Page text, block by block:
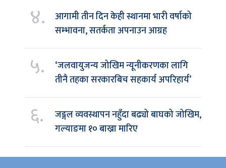
४.
आगामी तीन दिन केही स्थानमा भारी वर्षाको
सम्भावना, सतर्कता अपनाउन आग्रह
५.
‘जलवायुजन्य जोखिम न्यूनीकरणका लागि
तीनै तहका सरकारबिच सहकार्य अपरिहार्य’
६.
जङ्गल व्यवस्थापन नहुँदा बढ्यो बाघको जोखिम,
गल्याङमा १० बाख्रा मारिए